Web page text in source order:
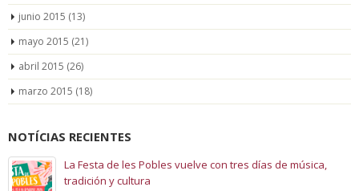
junio 2015 (13)
mayo 2015 (21)
abril 2015 (26)
marzo 2015 (18)
NOTÍCIAS RECIENTES
La Festa de les Pobles vuelve con tres días de música,
tradición y cultura